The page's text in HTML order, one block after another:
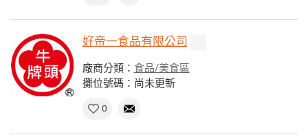
好帝一食品有限公司
廠商分類： 食品/美食區
攤位號碼：尚未更新
0